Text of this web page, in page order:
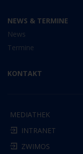
NEWS & TERMINE
News
Termine
KONTAKT
MEDIATHEK
INTRANET
ZWIMOS